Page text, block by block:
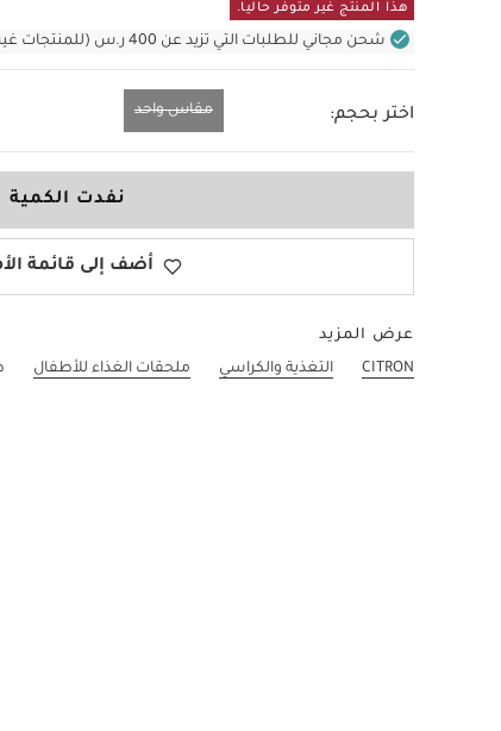
هذا المنتج غير متوفر حاليا.
شحن مجاني للطلبات التي تزيد عن 400 ر.س (للمنتجات غير بالأثاث فقط)
اختر بحجم: مقاس واحد
نفدت الكمية
أضف إلى قائمة
عرض المزيد
CITRON
التغذية والكراسي ملحقات الغذاء للأطفال